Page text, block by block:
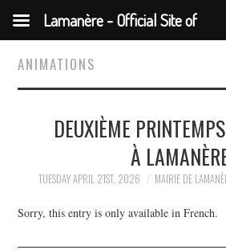
ANIMATIONS
DEUXIÈME
À
TUESDAY APRIL 21ST, 2026 MAIRIE DE
Sorry, this entry is only available in French.
Lamanère - Official Site of
the Municipality